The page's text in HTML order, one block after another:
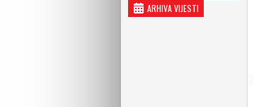
ARHIVA VIJESTI